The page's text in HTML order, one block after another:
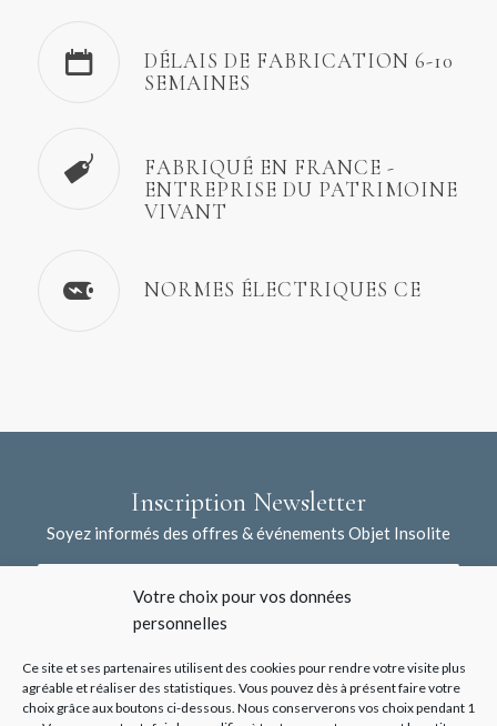
Votre choix pour vos données
personnelles
Ce site et ses partenaires utilisent des cookies pour rendre votre visite plus
agréable et réaliser des statistiques. Vous pouvez dès à présent faire votre
choix grâce aux boutons ci-dessous. Nous conserverons vos choix pendant 1
DÉLAIS DE FABRICATION 6-10
SEMAINES
FABRIQUÉ EN FRANCE -
ENTREPRISE DU PATRIMOINE
VIVANT
NORMES ÉLECTRIQUES CE
Inscription Newsletter
Soyez informés des offres & événements Objet Insolite